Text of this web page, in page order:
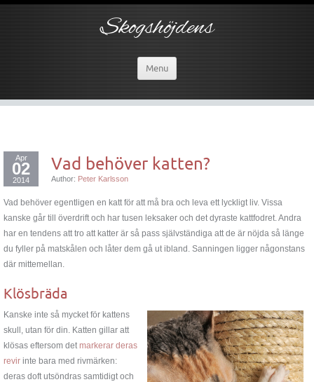
Skogshöjdens
Menu
Apr
02
2014
Vad behöver katten?
Author: Peter Karlsson
Vad behöver egentligen en katt för att må bra och leva ett lyckligt liv. Vissa
kanske går till överdrift och har tusen leksaker och det dyraste kattfodret. Andra
har en tendens att tro att katter är så pass självständiga att de är nöjda så länge
du fyller på matskålen och låter dem gå ut ibland. Sanningen ligger någonstans
där mittemellan.
Klösbräda
Kanske inte så mycket för kattens
skull, utan för din. Katten gillar att
klösas eftersom det markerar deras
revir inte bara med rivmärken:
deras doft utsöndras samtidigt och